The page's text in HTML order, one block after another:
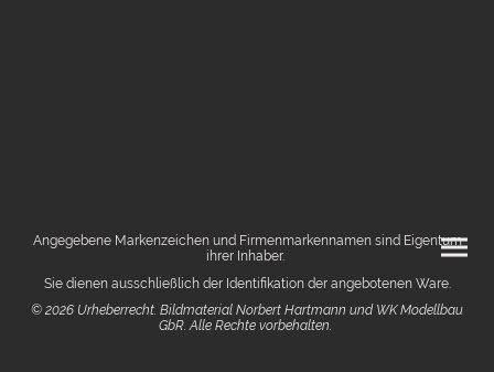
Angegebene Markenzeichen und Firmenmarkennamen sind Eigentum
ihrer Inhaber.
Sie dienen ausschließlich der Identifikation der angebotenen Ware.
© 2026 Urheberrecht. Bildmaterial Norbert Hartmann und WK Modellbau
GbR. Alle Rechte vorbehalten.